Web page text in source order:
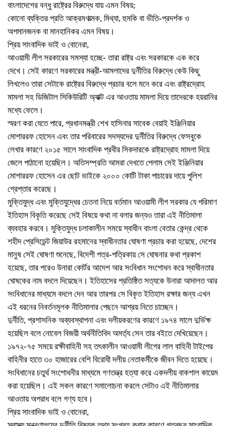
বাংলাদেশের বন্ধু রাষ্ট্রের বিরুদ্ধে যায় এমন বিষয়;
কোনো ব্যক্তির প্রতি আক্রমণাত্মক, মিথ্যা, হুমকি বা ভীতি-প্রদর্শক ও
অপমানজনক বা মানহানিকর এমন বিষয়।
প্রিয় সাংবাদিক ভাই ও বোনেরা,
আওয়ামী লীগ সরকারের সমস্যা হচ্ছে- তারা রাষ্ট্র এবং সরকারকে এক করে
দেখে। সেই কারণে সরকারের মন্ত্রী-আমলাদের দুর্নীতির বিরুদ্ধে কেউ কিছু
লিখলেও তারা সেটাকে রাষ্ট্রের বিরুদ্ধে প্রচার বলে মনে করে এবং রাষ্ট্রদ্রোহ
মামলা সহ ডিজিটাল সিকিউরিটি অ্যাক্ট এর আওতায় মামলা দিয়ে তাদেরকে হয়রানির
মধ্যে ফেলে।
স্মরণ করা যেতে পারে, প্রধানমন্ত্রী শেখ হাসিনার সাবেক বেয়াই ইঞ্জিনিয়ার
মোশাররফ হোসেন এবং তার পরিবারের সদস্যদের দুর্নীতির বিরুদ্ধে ফেসবুকে
লেখার কারণে ২০১৫ সালে সাংবাদিক প্রবীর সিকদারকে রাষ্ট্রদ্রোহ মামলা দিয়ে
জেলে পাঠানো হয়েছিল। অতিসম্প্রতি আমরা দেখতে পেলাম সেই ইঞ্জিনিয়ার
মোশাররফ হোসেন এর ছোট ভাইকে ২০০০ কোটি টাকা পাচারের দায়ে পুলিশ
গ্রেপ্তার করেছে।
মুক্তিযুদ্ধ এবং মুক্তিযুদ্ধের চেতনা নিয়ে বর্তমান আওয়ামী লীগ সরকার যে পরিমাণ
ইতিহাস বিকৃতি করেছে সেই বিষয়ে কথা না বলার জন্যও তারা এই নীতিমালা
ব্যবহার করবে। মুক্তিযুদ্ধ চলাকালীন সময়ে স্বাধীন বাংলা বেতার কেন্দ্র থেকে
শহীদ প্রেসিডেন্ট জিয়াউর রহমানের স্বাধীনতার ঘোষণা প্রচার করা হয়েছে, দেশের
মানুষ সেই ঘোষণা শুনেছে, বিদেশী পত্র-পত্রিকায় সে ঘোষনার কথা প্রকাশ
হয়েছে, তার পরেও উনারা কোর্টর আদেশ আর সংবিধান সংশোধন করে স্বাধীনতার
ঘোষকের নাম বদলে দিয়েছেন। ইতিহাসের প্রতিষ্ঠিত সত্যকে উনারা আদালত আর
সংবিধানের মাধ্যমে বদলে দেন আর তারপর সে বিকৃত ইতিহাস রক্ষার জন্য এখন
এই ধরনের নিবর্তনমূলক নীতিমালার পেছনে আশ্রয় নিতে চাচ্ছেন।
দুর্নীতি, প্রশাসনিক অব্যবস্থাপনা এবং দলীয়করণের কারণে ১৯৭৪ সালে দুর্ভিক্ষ
হয়েছিল বলে নোবেল বিজয়ী অর্থনীতিবিদ অমর্ত্য সেন তার বইতে দেখিয়েছেন।
১৯৭২-৭৫ সময়ে রক্ষীবাহিনী সহ তৎকালীন আওয়ামী লীগের লাল বাহিনী টাইপের
বাহিনীর হাতে ৩০ হাজারের বেশি বিরোধী দলীয় নেতাকর্মীকে জীবন দিতে হয়েছে।
সংবিধানের চতুর্থ সংশোধনীর মাধ্যমে গণতন্ত্র হত্যা করে একদলীয় বাকশাল কায়েম
করা হয়েছিল। এই সকল কারণে সমালোচনা করলে সেটাও এই নীতিমালার
আওতায় অপরাধ বলে গণ্য হবে।
প্রিয় সাংবাদিক ভাই ও বোনেরা,